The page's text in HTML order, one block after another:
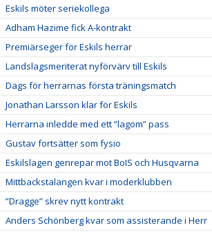
Eskils möter seriekollega
Adham Hazime fick A-kontrakt
Premiärseger för Eskils herrar
Landslagsmeriterat nyförvärv till Eskils
Dags för herrarnas första träningsmatch
Jonathan Larsson klar för Eskils
Herrarna inledde med ett ”lagom” pass
Gustav fortsätter som fysio
Eskilslagen genrepar mot BoIS och Husqvarna
Mittbackstalangen kvar i moderklubben
”Dragge” skrev nytt kontrakt
Anders Schönberg kvar som assisterande i Herr